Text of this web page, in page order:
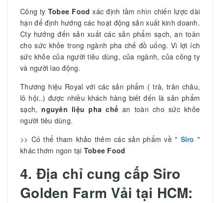
Công ty Tobee Food xác định tầm nhìn chiến lược dài
hạn để định hướng các hoạt động sản xuất kinh doanh.
Cty hướng đến sản xuất các sản phẩm sạch, an toàn
cho sức khỏe trong ngành pha chế đồ uống. Vì lợi ích
sức khỏe của người tiêu dùng, của ngành, của công ty
và người lao động.
Thương hiệu Royal với các sản phẩm ( trà, trân châu,
lô hội..) được nhiều khách hàng biết đến là sản phẩm
sạch,nguyên liệu pha chế an toàn cho sức khỏe
người tiêu dùng.
>> Có thể tham khảo thêm các sản phẩm về " Siro "
khác thơm ngon tại Tobee Food
4. Địa chỉ cung cấp Siro
Golden Farm Vải tại HCM: